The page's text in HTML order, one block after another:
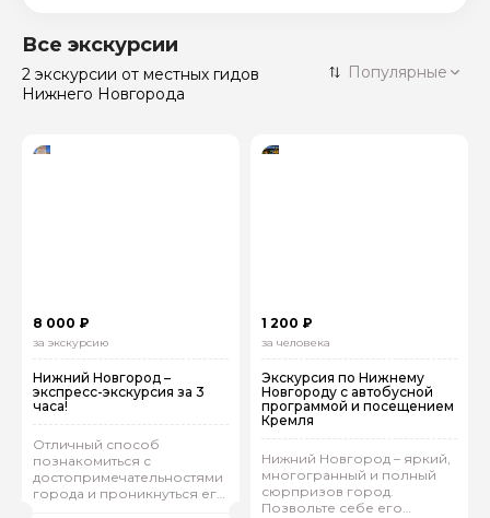
Санкт-Петербург
Россия
50 экскурсий
Все экскурсии
2 экскурсии от местных гидов
Нижнего Новгорода
Популярные
8 000 ₽
за экскурсию
Нижний Новгород –
экспресс-экскурсия за 3
часа!
Отличный способ
познакомиться с
достопримечательностями
города и проникнуться его
1 200 ₽
за человека
Экскурсия по Нижнему
Новгороду с автобусной
программой и посещением
Кремля
Нижний Новгород – яркий,
многогранный и полный
сюрпризов город.
Позвольте себе его